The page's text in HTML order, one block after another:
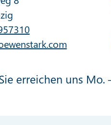
erreichen uns Mo.